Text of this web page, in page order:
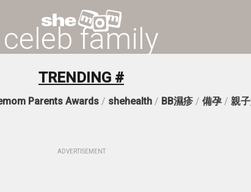
celeb family
TRENDING #
Parents Awards / shehealth / BB濕疹 / 備孕 / 親
ADVERTISEMENT